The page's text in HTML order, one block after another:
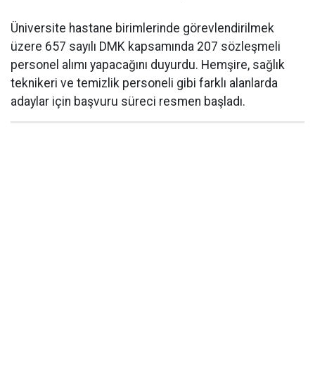
Üniversite hastane birimlerinde görevlendirilmek
üzere 657 sayılı DMK kapsamında 207 sözleşmeli
personel alımı yapacağını duyurdu. Hemşire, sağlık
teknikeri ve temizlik personeli gibi farklı alanlarda
adaylar için başvuru süreci resmen başladı.